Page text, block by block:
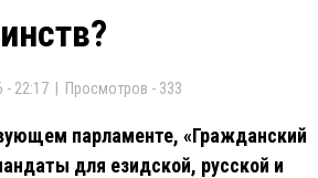
22:17 | Просмотров - 333
парламенте, «Гражданский
для езидской, русской и